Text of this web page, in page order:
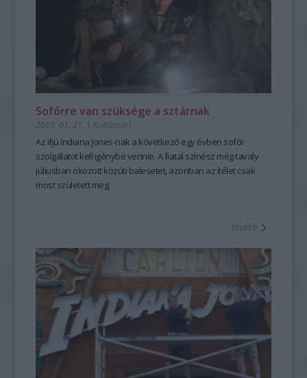
Sofőrre van szüksége a sztárnak
2009. 01. 21. | Kultúrpart
Az ifjú Indiana Jones-nak a következő egy évben sofőr
szolgálatot kell igénybe vennie. A fiatal színész még tavaly
júliusban okozott közúti balesetet, azonban az ítélet csak
most született meg.
tovább